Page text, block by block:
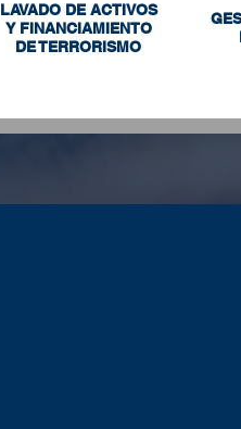
LAVADO DE ACTIVOS
Y FINANCIAMIENTO
DE TERRORISMO